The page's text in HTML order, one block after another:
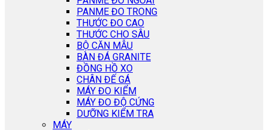
PANME ĐO TRONG
THƯỚC ĐO CAO
THƯỚC CHO SÂU
BỘ CĂN MẪU
BÀN ĐÁ GRANITE
ĐỒNG HỒ XO
CHÂN ĐẾ GÁ
MÁY ĐO KIỂM
MÁY ĐO ĐỘ CỨNG
DƯỠNG KIỂM TRA
MÁY